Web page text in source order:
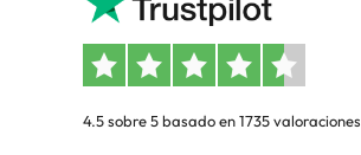
4.5 sobre 5 basado en 1735 valoraciones